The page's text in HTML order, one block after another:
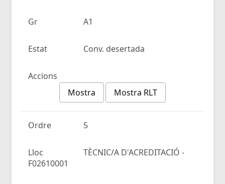
Gr A1
Estat Conv. desertada
Accions
Mostra
Mostra RLT
Ordre 5
Lloc
TÈCNIC/A D'ACREDITACIÓ -
F02610001